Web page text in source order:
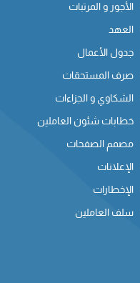
الأجور و المرتبات
العهد
جدول الأعمال
صرف المستحقات
الشكاوي و الجزاءات
خطابات شئون العاملين
مصمم الصفحات
الإعلانات
الإخطارات
سلف العاملين